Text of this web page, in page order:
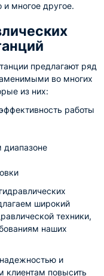
многое другое.
предлагают ряд
во многих
из них:
работы
широкий
техники,
наших
и
клиентам повысить